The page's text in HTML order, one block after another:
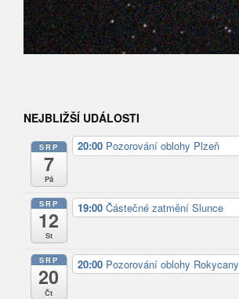
NEJBLIŽŠÍ UDÁLOSTI
SRP
7
Pá
20:00 Pozorování oblohy Plzeň
SRP
12
St
19:00 Částečné zatmění Slunce
SRP
20
Čt
20:00 Pozorování oblohy Rokycany